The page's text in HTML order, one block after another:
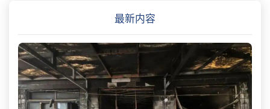
最新内容